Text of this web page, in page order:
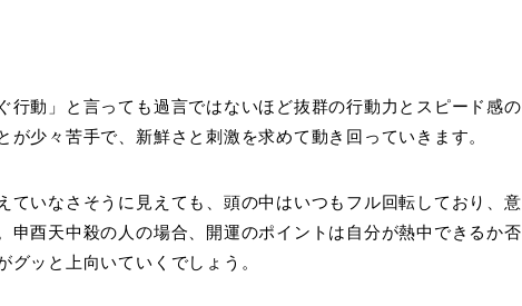
行動」と言っても過言ではないほど抜群の行動力とスピード感の
少々苦手で、新鮮さと刺激を求めて動き回っていきます。
ていなさそうに見えても、頭の中はいつもフル回転しており、意
申酉天中殺の人の場合、開運のポイントは自分が熱中できるか否
ッと上向いていくでしょう。